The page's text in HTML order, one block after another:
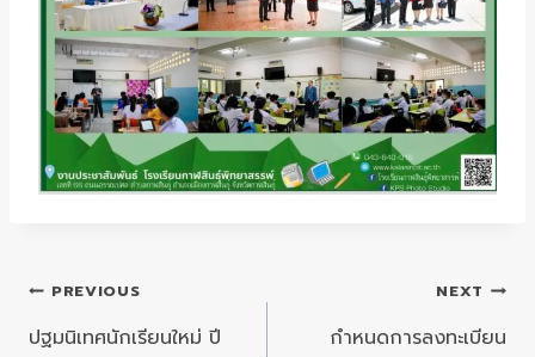
แนะแนว
เรื่อง
PREVIOUS
ปฐมนิเทศนักเรียนใหม่ ปี
NEXT
กำหนดการลงทะเบียน